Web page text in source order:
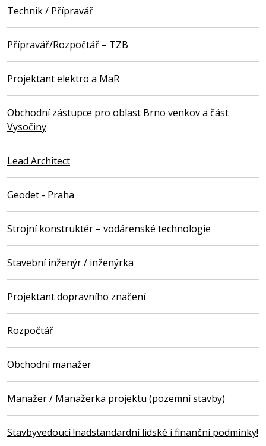
Technik / Přípravář
Přípravář/Rozpočtář – TZB
Projektant elektro a MaR
Obchodní zástupce pro oblast Brno venkov a část
Vysočiny
Lead Architect
Geodet - Praha
Strojní konstruktér – vodárenské technologie
Stavební inženýr / inženýrka
Projektant dopravního značení
Rozpočtář
Obchodní manažer
Manažer / Manažerka projektu (pozemní stavby)
Stavbyvedoucí !nadstandardní lidské i finanční podmínky!